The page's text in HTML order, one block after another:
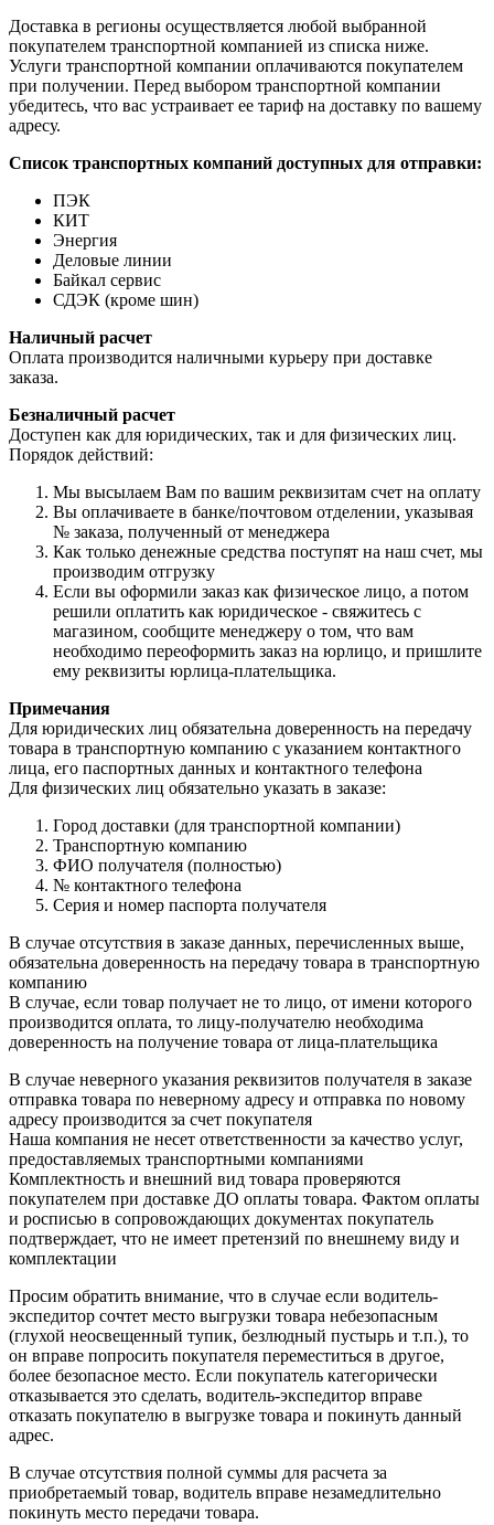
Доставка в регионы осуществляется любой выбранной
покупателем транспортной компанией из списка ниже.
Услуги транспортной компании оплачиваются покупателем
при получении. Перед выбором транспортной компании
убедитесь, что вас устраивает ее тариф на доставку по вашему
адресу.
Список транспортных компаний доступных для отправки:
ПЭК
КИТ
Энергия
Деловые линии
Байкал сервис
СДЭК (кроме шин)
Наличный расчет
Оплата производится наличными курьеру при доставке
заказа.
Безналичный расчет
Доступен как для юридических, так и для физических лиц.
Порядок действий:
Мы высылаем Вам по вашим реквизитам счет на оплату
Вы оплачиваете в банке/почтовом отделении, указывая
№ заказа, полученный от менеджера
Как только денежные средства поступят на наш счет, мы
производим отгрузку
Если вы оформили заказ как физическое лицо, а потом
решили оплатить как юридическое - свяжитесь с
магазином, сообщите менеджеру о том, что вам
необходимо переоформить заказ на юрлицо, и пришлите
ему реквизиты юрлица-плательщика.
Примечания
Для юридических лиц обязательна доверенность на передачу
товара в транспортную компанию с указанием контактного
лица, его паспортных данных и контактного телефона
Для физических лиц обязательно указать в заказе:
Город доставки (для транспортной компании)
Транспортную компанию
ФИО получателя (полностью)
№ контактного телефона
Серия и номер паспорта получателя
В случае отсутствия в заказе данных, перечисленных выше,
обязательна доверенность на передачу товара в транспортную
компанию
В случае, если товар получает не то лицо, от имени которого
производится оплата, то лицу-получателю необходима
доверенность на получение товара от лица-плательщика
В случае неверного указания реквизитов получателя в заказе
отправка товара по неверному адресу и отправка по новому
адресу производится за счет покупателя
Наша компания не несет ответственности за качество услуг,
предоставляемых транспортными компаниями
Комплектность и внешний вид товара проверяются
покупателем при доставке ДО оплаты товара. Фактом оплаты
и росписью в сопровождающих документах покупатель
подтверждает, что не имеет претензий по внешнему виду и
комплектации
Просим обратить внимание, что в случае если водитель-
экспедитор сочтет место выгрузки товара небезопасным
(глухой неосвещенный тупик, безлюдный пустырь и т.п.), то
он вправе попросить покупателя переместиться в другое,
более безопасное место. Если покупатель категорически
отказывается это сделать, водитель-экспедитор вправе
отказать покупателю в выгрузке товара и покинуть данный
адрес.
В случае отсутствия полной суммы для расчета за
приобретаемый товар, водитель вправе незамедлительно
покинуть место передачи товара.